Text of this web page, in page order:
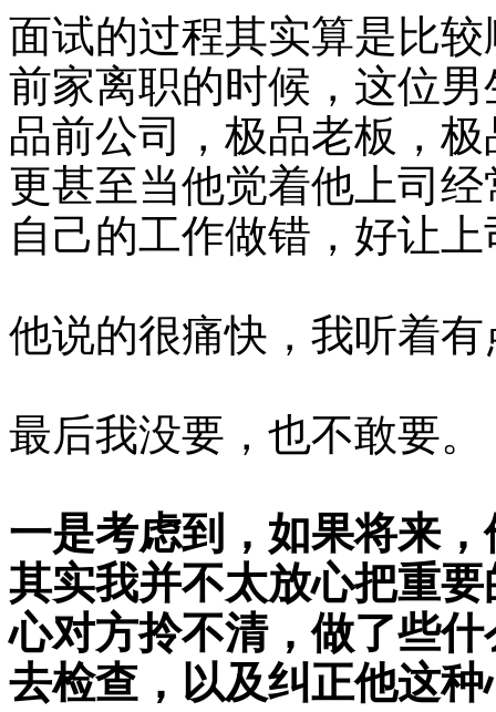
面试的过程其实算是比
前家离职的时候，这位
品前公司，极品老板，
更甚至当他觉着他上司
自己的工作做错，好让
他说的很痛快，我听着
最后我没要，也不敢要。
一是考虑到，如果将来
其实我并不太放心把重
心对方拎不清，做了些
去检查，以及纠正他这